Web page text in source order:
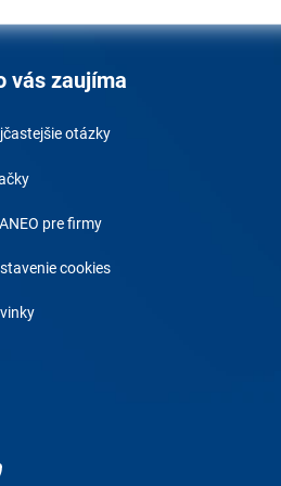
vás zaujíma
otázky
pre firmy
cookies